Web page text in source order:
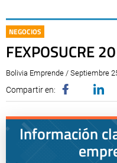
NEGOCIOS
FEXPOSUCRE
Bolivia Emprende / Septiembre
Compartir en:
Información